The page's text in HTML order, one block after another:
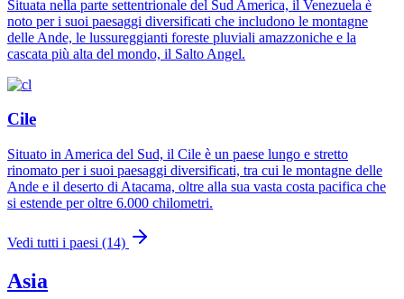
Situata nella parte settentrionale del Sud America, il Venezuela è
noto per i suoi paesaggi diversificati che includono le montagne
delle Ande, le lussureggianti foreste pluviali amazzoniche e la
cascata più alta del mondo, il Salto Angel.
Cile
Situato in America del Sud, il Cile è un paese lungo e stretto
rinomato per i suoi paesaggi diversificati, tra cui le montagne delle
Ande e il deserto di Atacama, oltre alla sua vasta costa pacifica che
si estende per oltre 6.000 chilometri.
Vedi tutti i paesi (14)
Asia